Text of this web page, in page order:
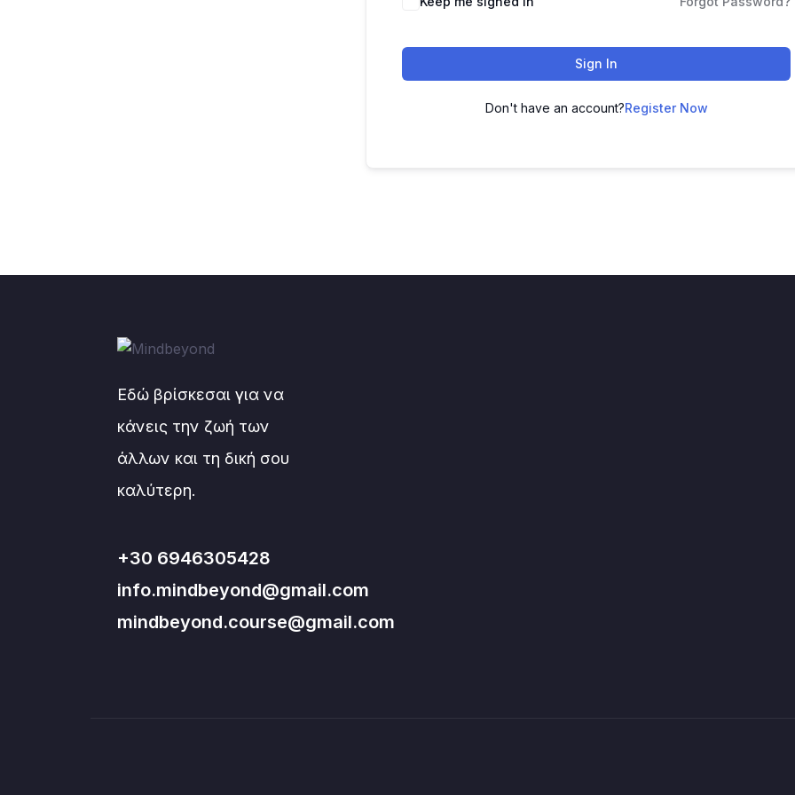
Sign In
Don't have an account?Register Now
Εδώ βρίσκεσαι για να
κάνεις την ζωή των
άλλων και τη δική σου
καλύτερη.
+30 6946305428
info.mindbeyond@gmail.com
mindbeyond.course@gmail.com